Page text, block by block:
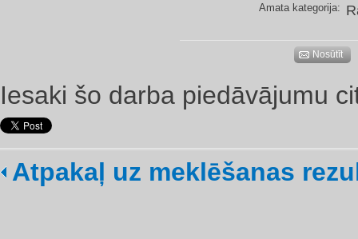
Amata kategorija:
Nosūtīt
Iesaki šo darba piedāvājumu
Atpakaļ uz meklēšanas